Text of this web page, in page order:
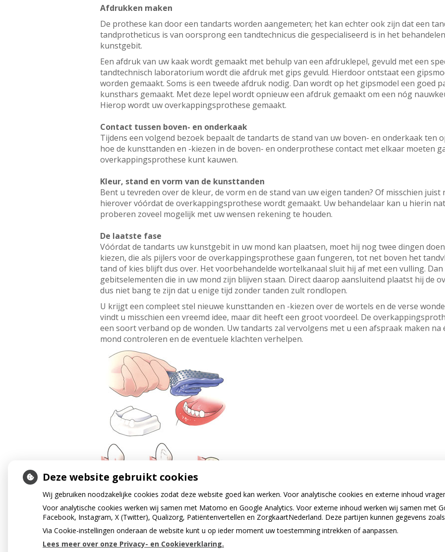
Afdrukken maken
De prothese kan door een tandarts worden aangemeten; het kan echter ook zijn dat een
tandprotheticus is van oorsprong een tandtechnicus die gespecialiseerd is in het
kunstgebit.
Een afdruk van uw kaak wordt gemaakt met behulp van een afdruklepel, gevuld met een
tandtechnisch laboratorium wordt die afdruk met gips gevuld. Hierdoor ontstaat een
worden gemaakt. Soms is een tweede afdruk nodig. Dan wordt op het gipsmodel een goed
kunsthars gemaakt. Met deze lepel wordt opnieuw een afdruk gemaakt om een nóg
Hierop wordt uw overkappingsprothese gemaakt.
Contact tussen boven- en onderkaak
Tijdens een volgend bezoek bepaalt de tandarts de stand van uw boven- en onderkaak ten
hoe de kunsttanden en -kiezen in de boven- en onderprothese contact met elkaar moeten
overkappingsprothese kunt kauwen.
Kleur, stand en vorm van de kunsttanden
Bent u tevreden over de kleur, de vorm en de stand van uw eigen tanden? Of misschien
hierover vóórdat de overkappingsprothese wordt gemaakt. Uw behandelaar kan u hierin
proberen zoveel mogelijk met uw wensen rekening te houden.
De laatste fase
Vóórdat de tandarts uw kunstgebit in uw mond kan plaatsen, moet hij nog twee dingen
kiezen, die als pijlers voor de overkappingsprothese gaan fungeren, tot net boven het
tand of kies blijft dus over. Het voorbehandelde wortelkanaal sluit hij af met een vulling.
gebitselementen die in uw mond zijn blijven staan. Direct daarop aansluitend plaatst hij de
dus niet bang te zijn dat u enige tijd zonder tanden zult rondlopen.
U krijgt een compleet stel nieuwe kunsttanden en -kiezen over de wortels en de verse
vindt u misschien een vreemd idee, maar dit heeft een groot voordeel. De
een soort verband op de wonden. Uw tandarts zal vervolgens met u een afspraak maken na
mond controleren en de eventuele klachten verhelpen.
« Terug naar het overzicht
Deze website gebruikt cookies
Wij gebruiken noodzakelijke cookies zodat deze website goed kan werken. Voor analytische cookies en externe inhoud
Voor analytische cookies werken wij samen met Matomo en Google Analytics. Voor externe inhoud werken wij samen met
Facebook, Instagram, X (Twitter), Qualizorg, Patiëntenvertellen en ZorgkaartNederland. Deze partijen kunnen gegevens
Via Cookie-instellingen onderaan de website kunt u op ieder moment uw toestemming intrekken of aanpassen.
Lees meer over onze Privacy- en Cookieverklaring.